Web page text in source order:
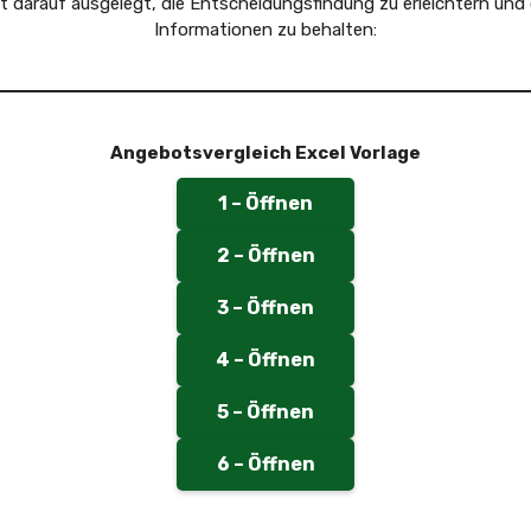
Informationen zu behalten:
Angebotsvergleich Excel Vorlage
1 – Öffnen
2 – Öffnen
3 – Öffnen
4 – Öffnen
5 – Öffnen
6 – Öffnen